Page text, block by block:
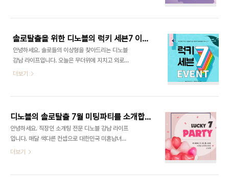
서 더욱 행복한 가을의 시작을 위하여 디노블의 직장
찾아주는 디노블의 특별한 감성매칭을 체험해 볼 수
있는 무료 맞선의 기회를 제공해드립니다. 혼자된 시
간이 길어질수록 점점 더 새로운 사람을 만나는 것이
두렵고 고민이 많아 지는데요. 지인들에게 소개팅을
부탁하기도 어렵고 불편하다면 자세한 상담으로 서
높으며, 소개팅을 진행할 장소와 시간까지 정해주기
도 되는..
솔로탈출을 위한 디노블의 럭키 세븐7 이벤트!
안녕하세요. 솔로들의 이상형을 찾아드리는 디노블
강남 라이프입니다. 오늘은 무더위에 지치고 외로움
에 지친 대한민국 솔로들을 위한 7월 특급 솔로탈출
만의 무료 맞선 체험 이벤트를 통해 나만의 짝을 만날
수 있는 기회를 제공합니다! 결혼 전문가들의 심오한
상담으로 특별한 나의 짝을 찾을 수 있는 감성매칭을
무료로 체험해 볼 수 있는 기회로 벌써부터 많은 분들
이 문의를 해주고 계십니다! ​또한 솔로탈출 무료 맞선
권(1인 2매), 여름의 필수품인 손 선풍기, 스타벅스
더보기
디노블의 솔로탈출 7월 미팅파티를 소개합니다!
안녕하세요. 직장인 소개팅 전문 디노블 강남 라이프
입니다. 매달 색다른 컨셉으로 대한민국 미혼남녀들
을 위한 미팅파티를 진행하고 있는 디노블의 7월, 를
더보기